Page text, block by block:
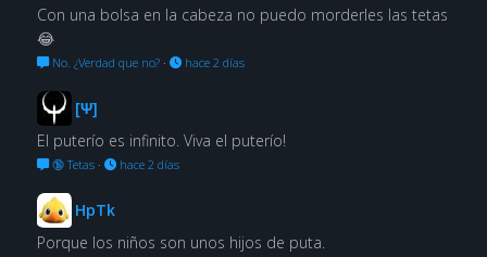
Con una bolsa en la cabeza no puedo morderles las tetas
😂
No. ¿Verdad que no?· hace 2 días
[Ψ]
El puterío es infinito. Viva el puterío!
🔞 Tetas· hace 2 días
HpTk
Porque los niños son unos hijos de puta.